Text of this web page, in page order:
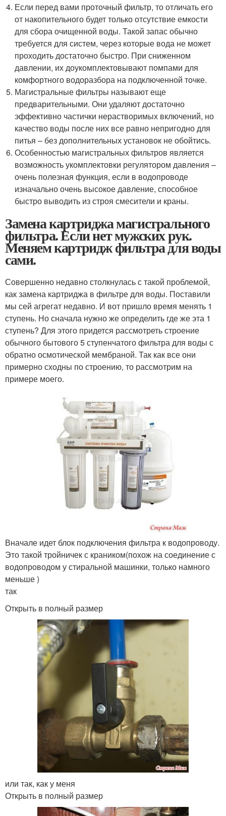
Если перед вами проточный фильтр, то отличать его
от накопительного будет только отсутствие емкости
для сбора очищенной воды. Такой запас обычно
требуется для систем, через которые вода не может
проходить достаточно быстро. При сниженном
давлении, их доукомплектовывают помпами для
комфортного водоразбора на подключенной точке.
Магистральные фильтры называют еще
предварительными. Они удаляют достаточно
эффективно частички нерастворимых включений, но
качество воды после них все равно непригодно для
питья – без дополнительных установок не обойтись.
Особенностью магистральных фильтров является
возможность укомплектовки регулятором давления –
очень полезная функция, если в водопроводе
изначально очень высокое давление, способное
быстро выводить из строя смесители и краны.
Замена картриджа магистрального
фильтра. Если нет мужских рук.
Меняем картридж фильтра для воды
сами.
Совершенно недавно столкнулась с такой проблемой,
как замена картриджа в фильтре для воды. Поставили
мы сей агрегат недавно. И вот пришло время менять 1
ступень. Но сначала нужно же определить где же эта 1
ступень? Для этого придется рассмотреть строение
обычного бытового 5 ступенчатого фильтра для воды с
обратно осмотической мембраной. Так как все они
примерно сходны по строению, то рассмотрим на
примере моего.
Вначале идет блок подключения фильтра к водопроводу.
Это такой тройничек с краником(похож на соединение с
водопроводом у стиральной машинки, только намного
меньше )
так
Открыть в полный размер
или так, как у меня
Открыть в полный размер